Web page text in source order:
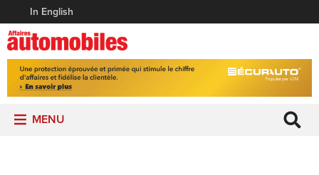
In English
MENU